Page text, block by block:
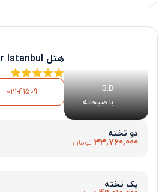
B.B
با صبحانه
هتل Grand Cevahir Istanbul
021-41509
دو تخته
33,760,000 تومان
یک تخته